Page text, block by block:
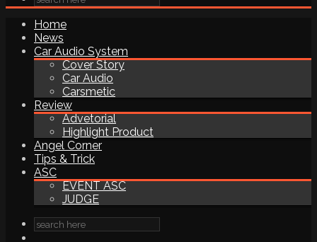
Home
News
Car Audio System
Cover Story
Car Audio
Carsmetic
Review
Advetorial
Highlight Product
Angel Corner
Tips & Trick
ASC
EVENT ASC
JUDGE